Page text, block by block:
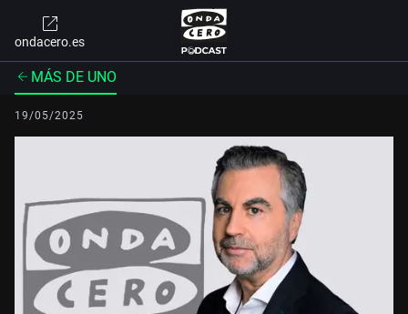
ondacero.es
MÁS DE UNO
19/05/2025